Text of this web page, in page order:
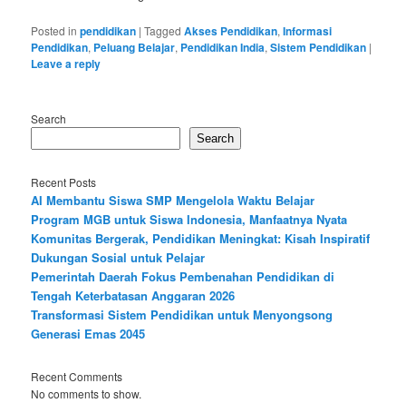
Posted in pendidikan |Tagged Akses Pendidikan,Informasi
Pendidikan, Peluang Belajar, Pendidikan India,Sistem Pendidikan |
Leave a reply
Search
Search
Recent Posts
AI Membantu Siswa SMP Mengelola Waktu Belajar
Program MGB untuk Siswa Indonesia, Manfaatnya Nyata
Komunitas Bergerak, Pendidikan Meningkat: Kisah Inspiratif
Dukungan Sosial untuk Pelajar
Pemerintah Daerah Fokus Pembenahan Pendidikan di
Tengah Keterbatasan Anggaran 2026
Transformasi Sistem Pendidikan untuk Menyongsong
Generasi Emas 2045
Recent Comments
No comments to show.